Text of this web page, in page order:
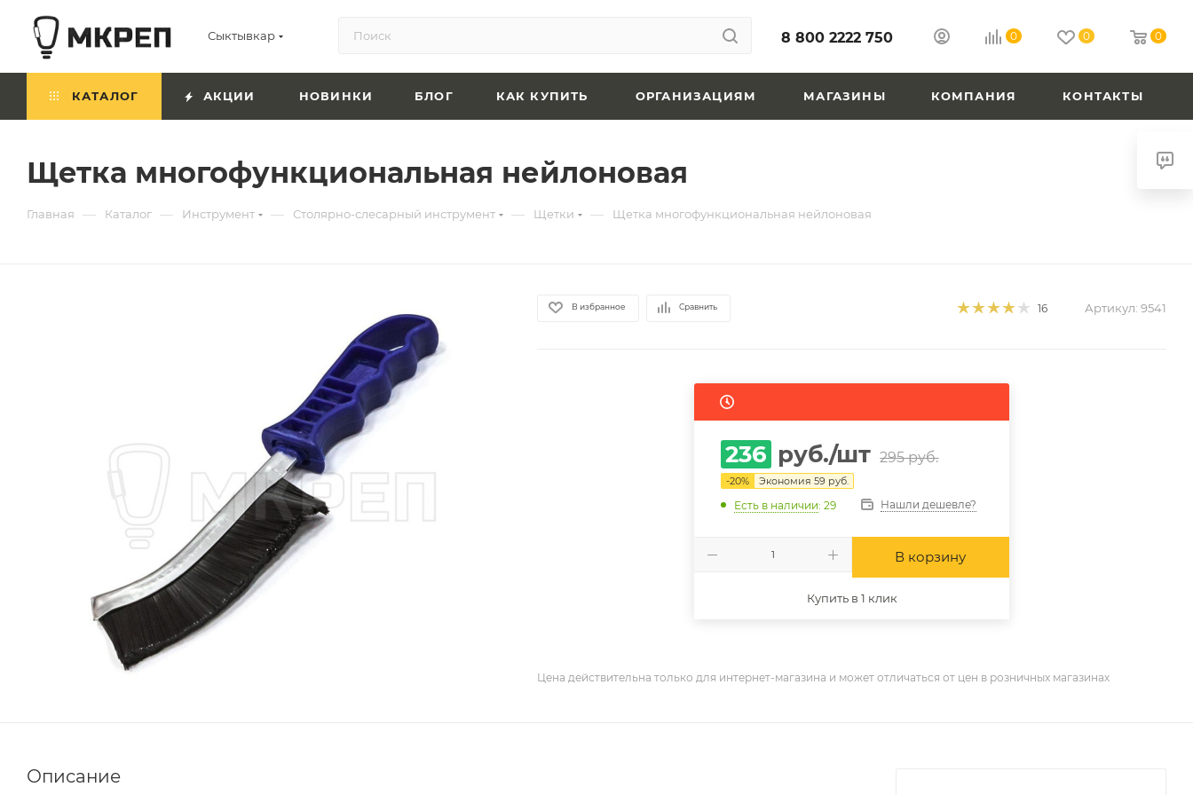
Сыктывкар 8 800 2222 750 0 0 0
КАТАЛОГ АКЦИИ НОВИНКИ БЛОГ КАК КУПИТЬ ОРГАНИЗАЦИЯМ МАГАЗИНЫ КОМПАНИЯ КОНТАКТЫ
Щетка многофункциональная нейлоновая
Главная — Каталог — Инструмент — Столярно-слесарный инструмент — Щетки — Щетка многофункциональная нейлоновая
В избранное Сравнить 16 Артикул: 9541
236 руб./шт 295руб.
-20% Экономия59 руб.
Есть в наличии: 29 Нашли дешевле?
В корзину
Купить в 1 клик
Цена действительна только для интернет-магазина и может отличаться от цен в розничных магазинах
Описание